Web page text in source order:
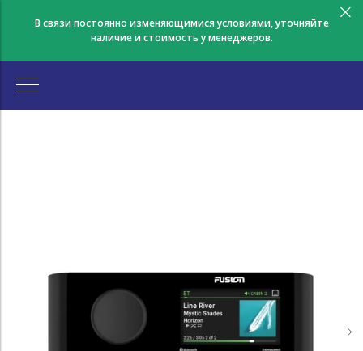
В связи постоянно изменяющимися условиями, уточняйте
наличие и стоимость у менеджеров.